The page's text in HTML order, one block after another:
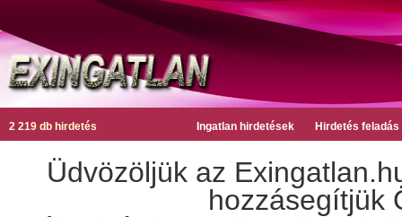
2 219 db hirdetés Ingatlan hirdetések Hirdetés feladás
Üdvözöljük az
hozzásegítjük